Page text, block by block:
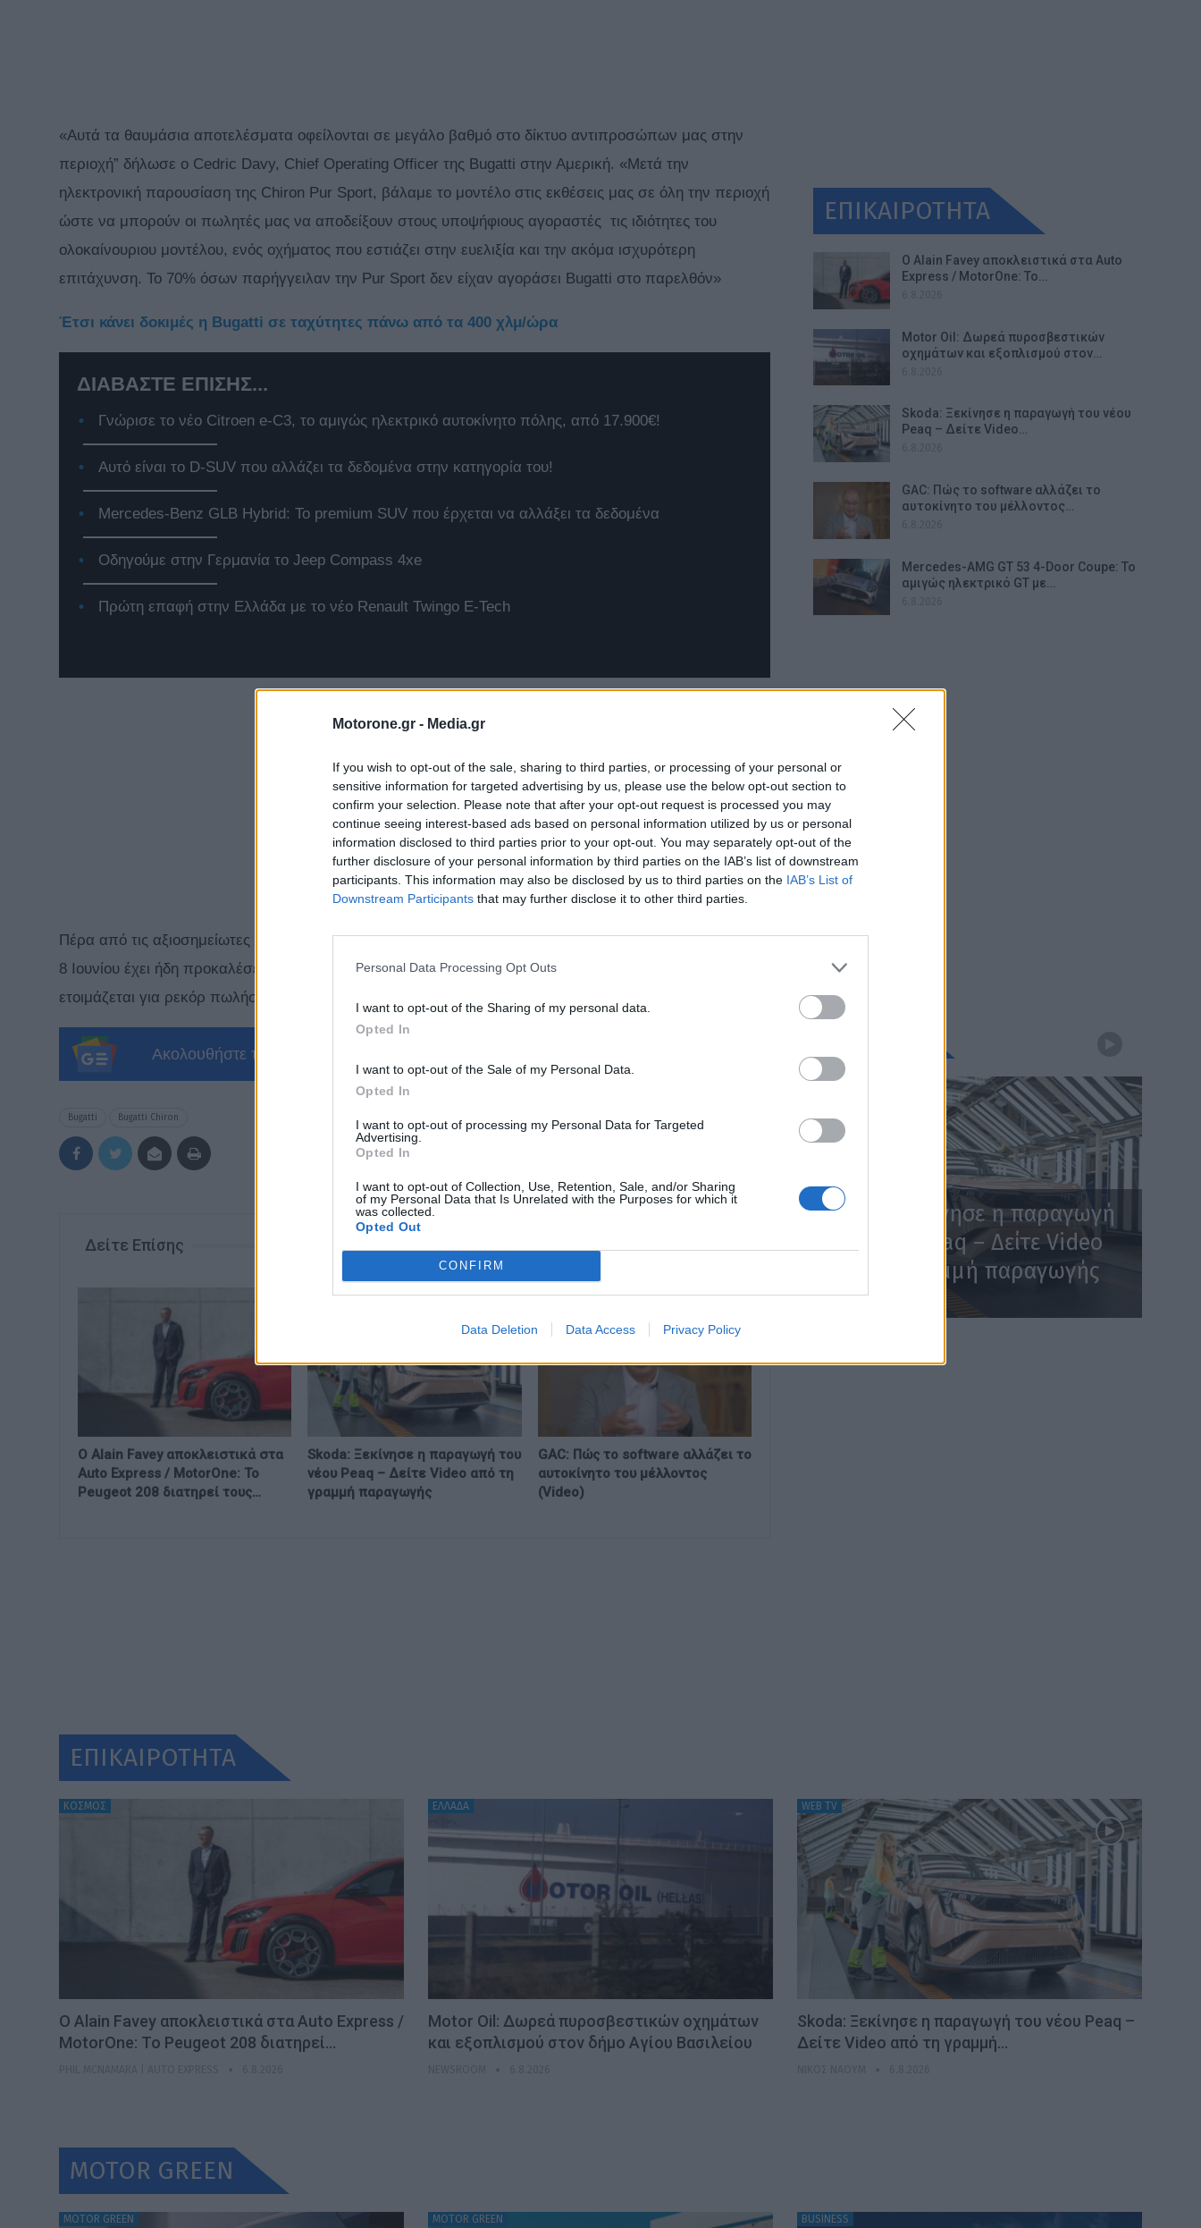
Motorone.gr - Media.gr
If you wish to opt-out of the sale, sharing to third parties, or processing of your personal or
sensitive information for targeted advertising by us, please use the below opt-out section to
confirm your selection. Please note that after your opt-out request is processed you may
continue seeing interest-based ads based on personal information utilized by us or personal
information disclosed to third parties prior to your opt-out. You may separately opt-out of the
further disclosure of your personal information by third parties on the IAB’s list of downstream
participants. This information may also be disclosed by us to third parties on the IAB’s List of
Downstream Participants that may further disclose it to other third parties.
Personal Data Processing Opt Outs
I want to opt-out of the Sharing of my personal data.
Opted In
I want to opt-out of the Sale of my Personal Data.
Opted In
I want to opt-out of processing my Personal Data for Targeted
Advertising.
Opted In
I want to opt-out of Collection, Use, Retention, Sale, and/or Sharing
of my Personal Data that Is Unrelated with the Purposes for which it
was collected.
Opted Out
CONFIRM
Data Deletion Data Access Privacy Policy
«Αυτά τα θαυμάσια αποτελέσματα οφείλονται σε μεγάλο βαθμό στο δίκτυο αντιπροσώπων μας στην
περιοχή” δήλωσε ο Cedric Davy, Chief Operating Officer της Bugatti στην Αμερική. «Μετά την
ηλεκτρονική παρουσίαση της Chiron Pur Sport, βάλαμε το μοντέλο στις εκθέσεις μας σε όλη την περιοχή
ώστε να μπορούν οι πωλητές μας να αποδείξουν στους υποψήφιους αγοραστές τις ιδιότητες του
ολοκαίνουριου μοντέλου, ενός οχήματος που εστιάζει στην ευελιξία και την ακόμα ισχυρότερη
επιτάχυνση. Το 70% όσων παρήγγειλαν την Pur Sport δεν είχαν αγοράσει Bugatti στο παρελθόν»
Έτσι κάνει δοκιμές η Bugatti σε ταχύτητες πάνω από τα 400 χλμ/ώρα
ΔΙΑΒΑΣΤΕ ΕΠΙΣΗΣ...
Γνώρισε το νέο Citroen e-C3, το αμιγώς ηλεκτρικό αυτοκίνητο πόλης, από 17.900€!
Αυτό είναι το D-SUV που αλλάζει τα δεδομένα στην κατηγορία του!
Mercedes-Benz GLB Hybrid: Το premium SUV που έρχεται να αλλάξει τα δεδομένα
Οδηγούμε στην Γερμανία το Jeep Compass 4xe
Πρώτη επαφή στην Ελλάδα με το νέο Renault Twingo E-Tech
Πέρα από τις αξιοσημείωτες πωλήσεις της Pur Sport, η νέα Chiron Super Sport2 που ανακοινώθηκε στις
8 Ιουνίου έχει ήδη προκαλέσει ενδιαφέρον στη Βόρεια Αμερική, επιβεβαιώνοντας ότι η Bugatti
ετοιμάζεται για ρεκόρ πωλήσεων το 2021 στην Αμερική.
Ακολουθήστε το MotorOne.gr στο
Bugatti Bugatti Chiron
Δείτε Επίσης
Ο Alain Favey αποκλειστικά στα
Auto Express / MotorOne: Το
Peugeot 208 διατηρεί τους…
Skoda: Ξεκίνησε η παραγωγή του
νέου Peaq – Δείτε Video από τη
γραμμή παραγωγής
GAC: Πώς το software αλλάζει το
αυτοκίνητο του μέλλοντος
(Video)
ΕΠΙΚΑΙΡΟΤΗΤΑ
Ο Alain Favey αποκλειστικά στα Auto
Express / MotorOne: Το…
Motor Oil: Δωρεά πυροσβεστικών
οχημάτων και εξοπλισμού στον…
Skoda: Ξεκίνησε η παραγωγή του νέου
Peaq – Δείτε Video…
GAC: Πώς το software αλλάζει το
αυτοκίνητο του μέλλοντος…
Mercedes-AMG GT 53 4-Door Coupe: Το
αμιγώς ηλεκτρικό GT με…
Skoda: Ξεκίνησε η παραγωγή
του νέου Peaq – Δείτε Video
από τη γραμμή παραγωγής
WEB TV
ΕΠΙΚΑΙΡΟΤΗΤΑ
ΚΟΣΜΟΣ
Ο Alain Favey αποκλειστικά στα Auto Express /
MotorOne: Το Peugeot 208 διατηρεί…
ΕΛΛΑΔΑ
Motor Oil: Δωρεά πυροσβεστικών οχημάτων
και εξοπλισμού στον δήμο Αγίου Βασιλείου
WEB TV
Skoda: Ξεκίνησε η παραγωγή του νέου Peaq –
Δείτε Video από τη γραμμή…
MOTOR GREEN
MOTOR GREEN MOTOR GREEN BUSINESS